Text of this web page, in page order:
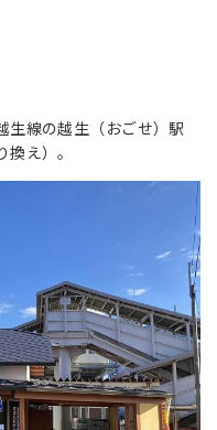
生線の越生（おごせ）駅
え）。